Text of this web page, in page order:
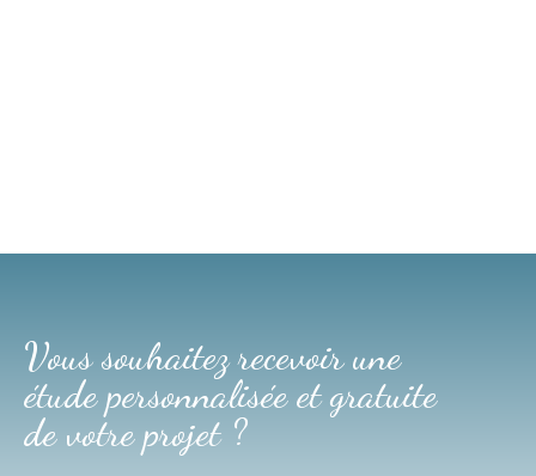
Vous souhaitez recevoir une
étude personnalisée et gratuite
de votre projet ?